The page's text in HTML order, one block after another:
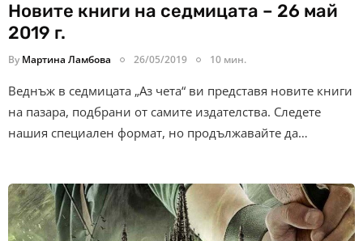
Новите книги на седмицата – 26 май
2019 г.
By Мартина Ламбова 26/05/2019 10 мин.
Веднъж в седмицата „Аз чета“ ви представя новите книги
на пазара, подбрани от самите издателства. Следете
нашия специален формат, но продължавайте да…